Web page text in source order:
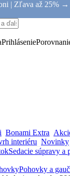
| Zľava až 25% →
Prihlásenie
Bonami Extra
interiéru Novinky
Sedacie súpravy a
Pohovky a